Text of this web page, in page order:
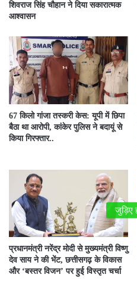
शिवराज सिंह चौहान ने दिया सकारात्मक
आश्वासन
67 किलो गांजा तस्करी केस: यूपी में छिपा
बैठा था आरोपी, कांकेर पुलिस ने बदायूं से
किया गिरफ्तार..
प्रधानमंत्री नरेंद्र मोदी से मुख्यमंत्री विष्णु
देव साय ने की भेंट, छत्तीसगढ़ के विकास
और ‘बस्तर विजन’ पर हुई विस्तृत चर्चा